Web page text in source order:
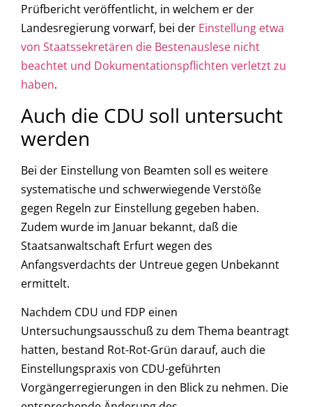
Prüfbericht veröffentlicht, in welchem er der
Landesregierung vorwarf, bei der Einstellung etwa
von Staatssekretären die Bestenauslese nicht
beachtet und Dokumentationspflichten verletzt zu
haben.
Auch die CDU soll untersucht
werden
Bei der Einstellung von Beamten soll es weitere
systematische und schwerwiegende Verstöße
gegen Regeln zur Einstellung gegeben haben.
Zudem wurde im Januar bekannt, daß die
Staatsanwaltschaft Erfurt wegen des
Anfangsverdachts der Untreue gegen Unbekannt
ermittelt.
Nachdem CDU und FDP einen
Untersuchungsausschuß zu dem Thema beantragt
hatten, bestand Rot-Rot-Grün darauf, auch die
Einstellungspraxis von CDU-geführten
Vorgängerregierungen in den Blick zu nehmen. Die